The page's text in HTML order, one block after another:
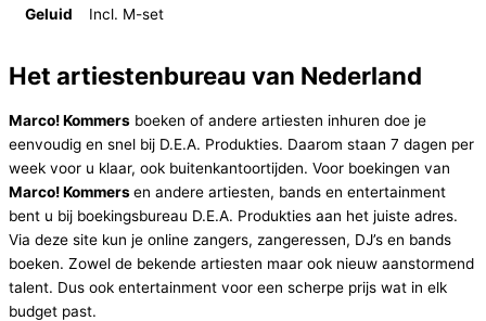
Geluid Incl. M-set
Het artiestenbureau van Nederland
Marco! Kommers boeken of andere artiesten inhuren doe je
eenvoudig en snel bij D.E.A. Produkties. Daarom staan 7 dagen per
week voor u klaar, ook buitenkantoortijden. Voor boekingen van
Marco! Kommersen andere artiesten, bands en entertainment
bent u bij boekingsbureau D.E.A. Produkties aan het juiste adres.
Via deze site kun je online zangers, zangeressen, DJ’s en bands
boeken. Zowel de bekende artiesten maar ook nieuw aanstormend
talent. Dus ook entertainment voor een scherpe prijs wat in elk
budget past.